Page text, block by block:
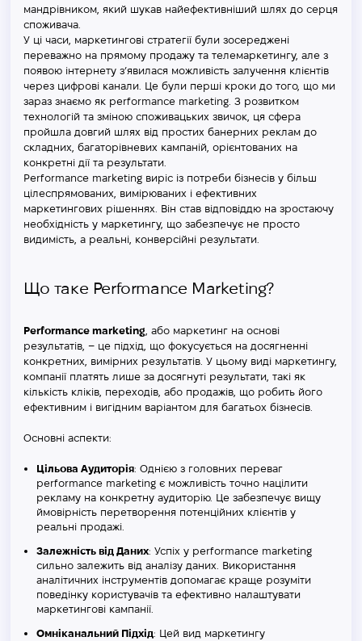
мандрівником, який шукав найефективніший шлях до серця
споживача.
У ці часи, маркетингові стратегії були зосереджені
переважно на прямому продажу та телемаркетингу, але з
появою інтернету з’явилася можливість залучення клієнтів
через цифрові канали. Це були перші кроки до того, що ми
зараз знаємо як performance marketing. З розвитком
технологій та зміною споживацьких звичок, ця сфера
пройшла довгий шлях від простих банерних реклам до
складних, багаторівневих кампаній, орієнтованих на
конкретні дії та результати.
Performance marketing виріс із потреби бізнесів у більш
цілеспрямованих, вимірюваних і ефективних
маркетингових рішеннях. Він став відповіддю на зростаючу
необхідність у маркетингу, що забезпечує не просто
видимість, а реальні, конверсійні результати.
Що таке Performance Marketing?
Performance marketing , або маркетинг на основі
результатів, – це підхід, що фокусується на досягненні
конкретних, вимірних результатів. У цьому виді маркетингу,
компанії платять лише за досягнуті результати, такі як
кількість кліків, переходів, або продажів, що робить його
ефективним і вигідним варіантом для багатьох бізнесів.
Основні аспекти:
Цільова Аудиторія: Однією з головних переваг
performance marketing є можливість точно націлити
рекламу на конкретну аудиторію. Це забезпечує вищу
ймовірність перетворення потенційних клієнтів у
реальні продажі.
Залежність від Даних: Успіх у performance marketing
сильно залежить від аналізу даних. Використання
аналітичних інструментів допомагає краще розуміти
поведінку користувачів та ефективно налаштувати
маркетингові кампанії.
Омніканальний Підхід: Цей вид маркетингу